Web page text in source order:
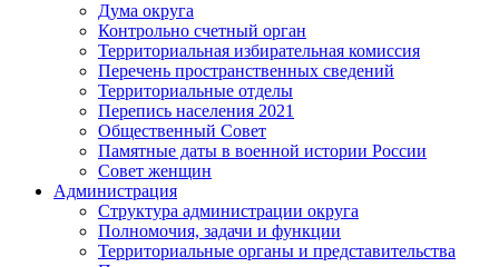
Дума округа
Контрольно счетный орган
Территориальная избирательная комиссия
Перечень пространственных сведений
Территориальные отделы
Перепись населения 2021
Общественный Совет
Памятные даты в военной истории России
Совет женщин
Администрация
Структура администрации округа
Полномочия, задачи и функции
Территориальные органы и представительства